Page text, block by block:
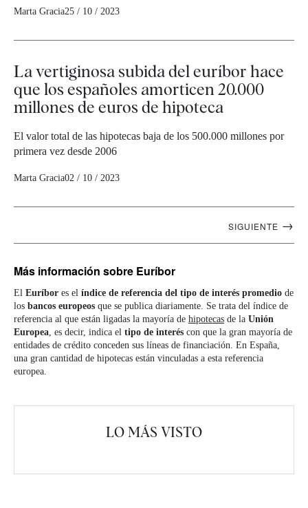
Marta Gracia25 / 10 / 2023
La vertiginosa subida del euríbor hace
que los españoles amorticen 20.000
millones de euros de hipoteca
El valor total de las hipotecas baja de los 500.000 millones por
primera vez desde 2006
Marta Gracia02 / 10 / 2023
SIGUIENTE →
Más información sobre Euríbor
El Euríbor es el índice de referencia del tipo de interés promedio de
los bancos europeos que se publica diariamente. Se trata del índice de
referencia al que están ligadas la mayoría de hipotecas de la Unión
Europea, es decir, indica el tipo de interés con que la gran mayoría de
entidades de crédito conceden sus líneas de financiación. En España,
una gran cantidad de hipotecas están vinculadas a esta referencia
europea.
LO MÁS VISTO